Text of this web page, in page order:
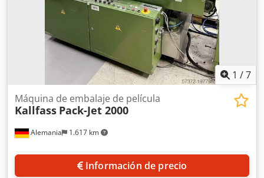
1 /7
Alemania 1.617 km
Máquina de embalaje de película
Kallfass Pack-Jet 2000
Información de precio